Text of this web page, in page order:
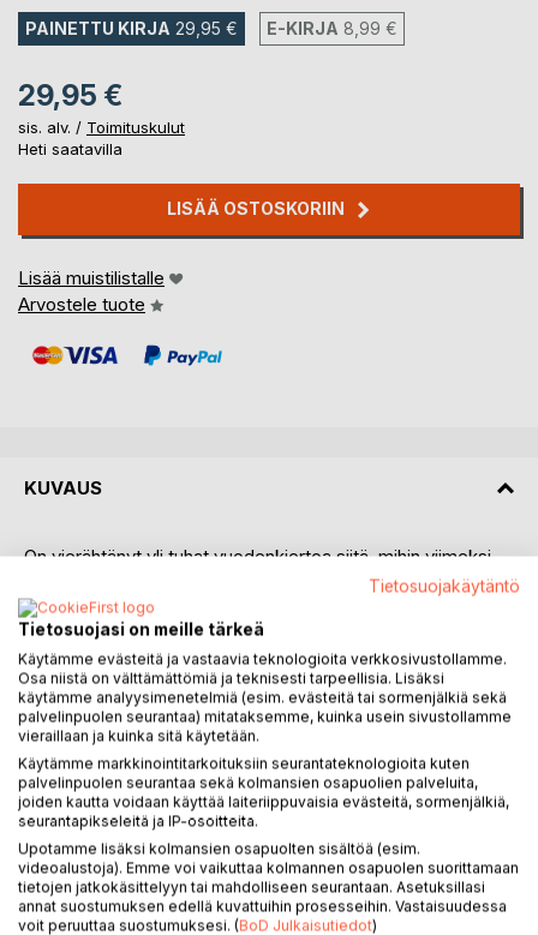
PAINETTU KIRJA 29,95 € E-KIRJA 8,99 €
29,95 €
sis. alv. / Toimituskulut
Heti saatavilla
LISÄÄ OSTOSKORIIN
Lisää muistilistalle
Arvostele tuote
KUVAUS
On vierähtänyt yli tuhat vuodenkiertoa siitä, mihin viimeksi
Vaiennut Meri on saattanut kansansa umpikujaan. Ja mikä
pahinta, Qyamiaa vastaan on nousemassa uusi uhka - itse
jumalat. Ne ovat kääntyneet luomaansa vastaan ja
haikailevat Merta puolelleen. Joten onko Qyamian tuho
sinetöity lopullisesti, kun Suuret Vuoret ovat menettäneet
merkityksensä yhtä lailla kuin Epäkuolleetkin...
Mutta maailmasta löytyy kuitenkin eräs, joka on päättänyt
viedä kansansa siihen sotaan, jota varten heidät on luotu.
Epäkuolleiden johtaja, Gregon.
"Entä sinä, tahdotko sinä tuhota vai pelastaa tämän
maailman?"
Tietosuojakäytäntö
Tietosuojasi on meille tärkeä
Käytämme evästeitä ja vastaavia teknologioita verkkosivustollamme.
Osa niistä on välttämättömiä ja teknisesti tarpeellisia. Lisäksi
käytämme analyysimenetelmiä (esim. evästeitä tai sormenjälkiä sekä
palvelinpuolen seurantaa) mitataksemme, kuinka usein sivustollamme
vieraillaan ja kuinka sitä käytetään.
Käytämme markkinointitarkoituksiin seurantateknologioita kuten
palvelinpuolen seurantaa sekä kolmansien osapuolien palveluita,
joiden kautta voidaan käyttää laiteriippuvaisia evästeitä, sormenjälkiä,
seurantapikseleitä ja IP-osoitteita.
Upotamme lisäksi kolmansien osapuolten sisältöä (esim.
videoalustoja). Emme voi vaikuttaa kolmannen osapuolen suorittamaan
tietojen jatkokäsittelyyn tai mahdolliseen seurantaan. Asetuksillasi
annat suostumuksen edellä kuvattuihin prosesseihin. Vastaisuudessa
voit peruuttaa suostumuksesi. (BoD Julkaisutiedot)